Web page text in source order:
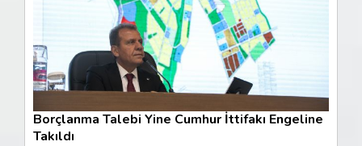
Borçlanma Talebi Yine Cumhur İttifakı Engeline
Takıldı